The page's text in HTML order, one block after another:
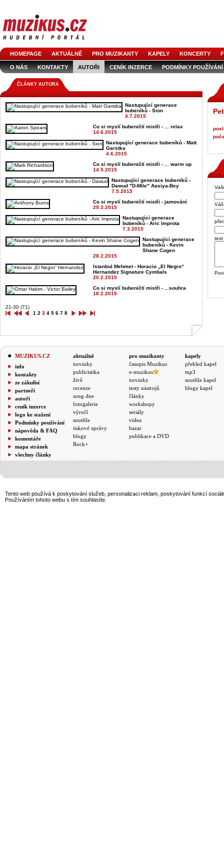
HOMEPAGE AKTUÁLNĚ PRO MUZIKANTY KAPELY KONCERTY
O NÁS KONTAKTY AUTOŘI CENÍK INZERCE PODMÍNKY POUŽÍVÁNÍ
LOGO KE STAŽENÍ
ČLÁNKY AUTORA
Nastupující generace
bubeníků - Sion
4.7.2015
Co si myslí bubeničtí mistři - ... relax
14.6.2015
Nastupující generace bubeníků - Matt
Garstka
4.6.2015
Co si myslí bubeničtí mistři - ... warm up
14.5.2015
Nastupující generace bubeníků -
Dawud "D-Mile" Aasiya-Bey
7.5.2015
Co si myslí bubeničtí mistři - jamování
29.3.2015
Nastupující generace
bubeníků - Aric Improta
7.3.2015
Nastupující generace
bubeníků - Kevin
Shane Cogen
28.2.2015
Istanbul Mehmet - Horacio „El Negro“
Hernandez Signature Cymbals
20.2.2015
Co si myslí bubeničtí mistři - ...souhra
18.2.2015
21-30 (71)
1 2 3 4 5 6 7 8
text
MUZIKUS.CZ
info
kontakty
ze zákulisí
partneři
autoři
ceník inzerce
logo ke stažení
Podmínky používání
nápověda & FAQ
komentáře
mapa stránek
všechny články
aktuálně
novinky
publicistika
živě
recenze
song dne
fotogalerie
výročí
soutěže
tiskové zprávy
blogy
Rock+
pro muzikanty
časopis Muzikus
e-muzikus
novinky
testy nástrojů
články
workshopy
seriály
videa
bazar
publikace a DVD
kapely
přehled kapel
mp3
soutěže kapel
blogy kapel
Tento web používá k poskytování služeb, personalizaci reklam, poskytování funkcí
Používáním tohoto webu s tím souhlasíte.